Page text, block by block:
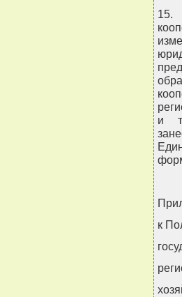
15.
и
к